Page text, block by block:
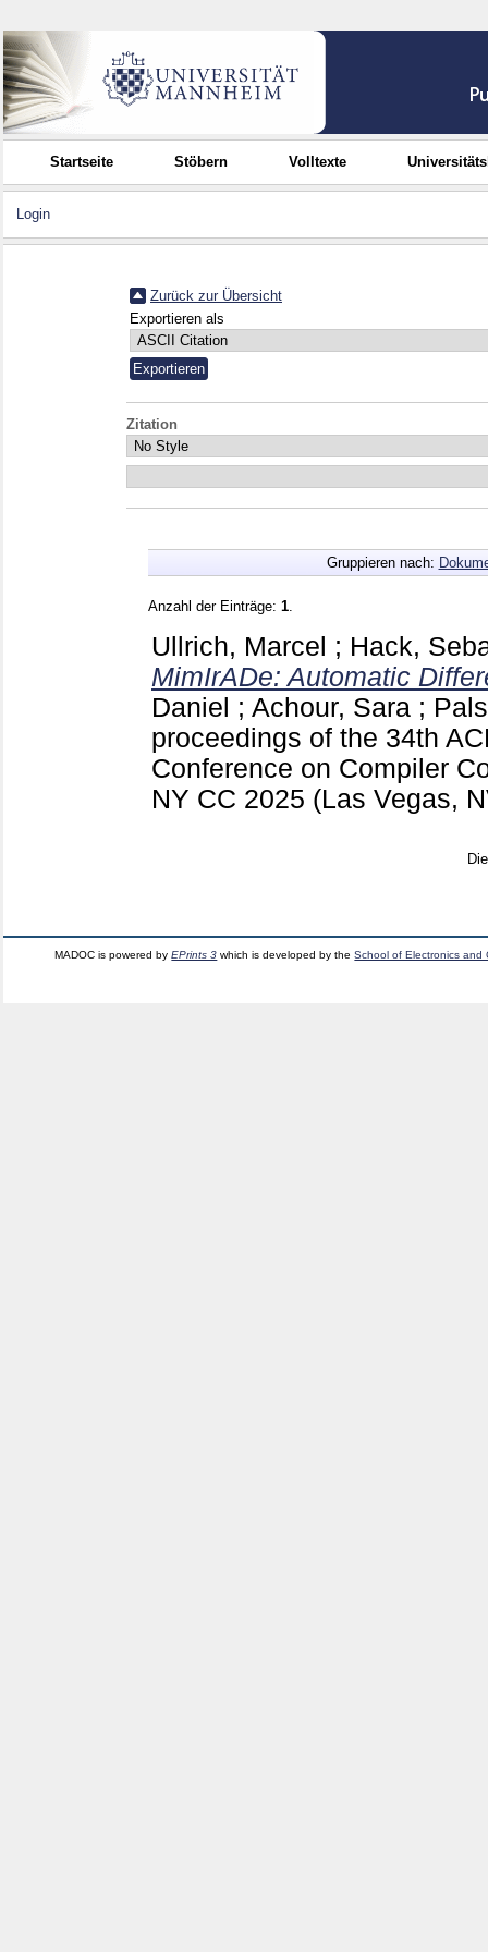
Startseite Stöbern Volltexte
Login
Zurück zur Übersicht
Exportieren als
Zitation
Gruppieren nach:
Anzahl der Einträge: 1
Ullrich, Marcel ; Hack,
MimIrADe: Automatic
Daniel ; Achour, Sara ;
proceedings of the 34th
Conference on Compiler
NY CC 2025 (Las Vegas,
MADOC is powered byEPrints 3 which is developed by theSchool of Electronics and